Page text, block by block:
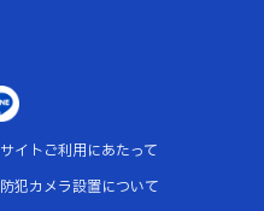
サイトご利用にあたって
防犯カメラ設置について